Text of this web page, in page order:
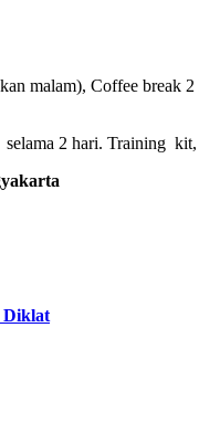
malam), Coffee
2 hari. Training